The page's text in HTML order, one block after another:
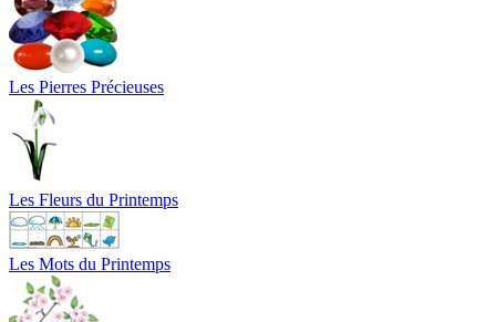
Les Pierres Précieuses
Les Fleurs du Printemps
Les Mots du Printemps